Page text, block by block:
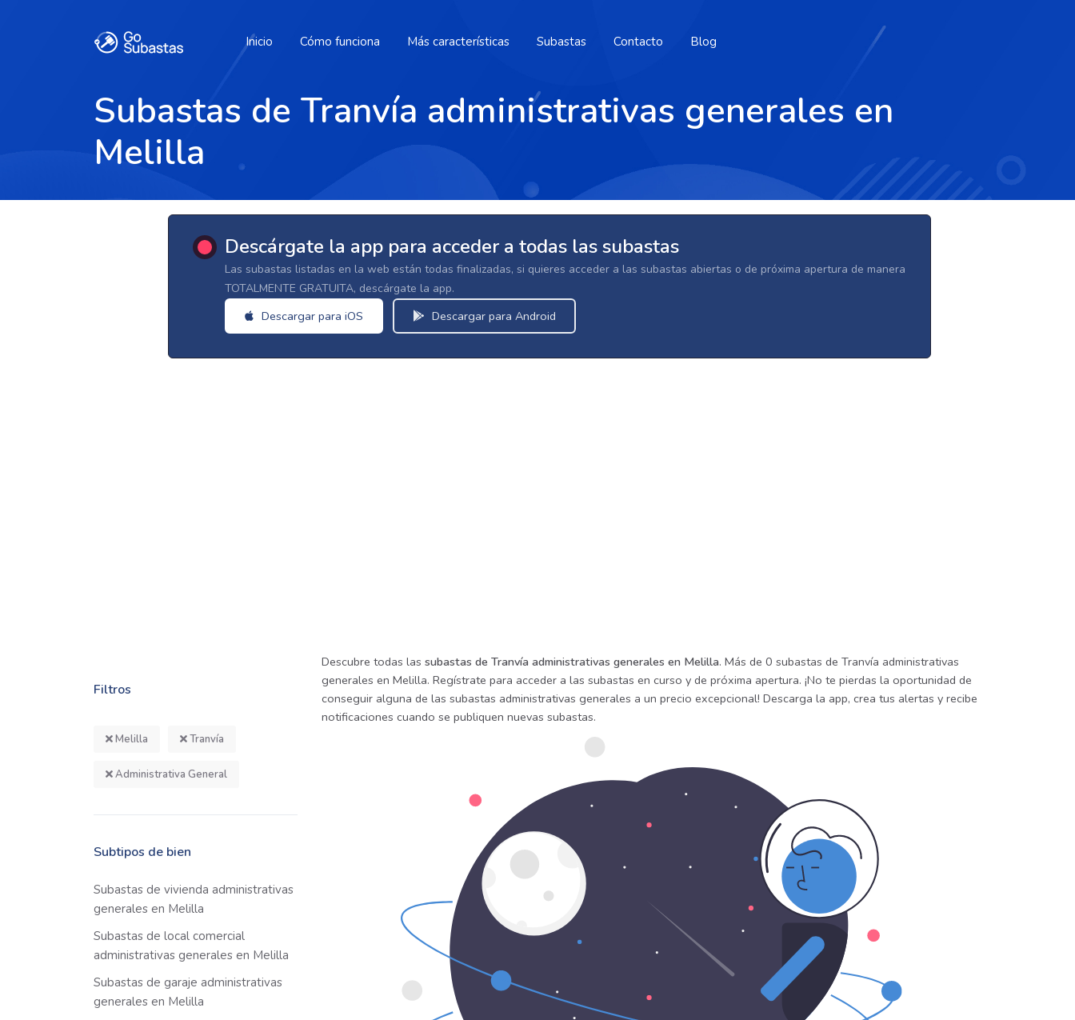
Inicio Cómo funciona Más características Subastas Contacto Blog
Subastas de Tranvía administrativas generales en
Melilla
Descárgate la app para acceder a todas las subastas
Las subastas listadas en la web están todas finalizadas, si quieres acceder a las subastas abiertas o de próxima apertura de manera
TOTALMENTE GRATUITA, descárgate la app.
Descargar para iOS Descargar para Android
Filtros
Melilla Tranvía
Administrativa General
Subtipos de bien
Subastas de vivienda administrativas
generales en Melilla
Subastas de local comercial
administrativas generales en Melilla
Subastas de garaje administrativas
generales en Melilla
Descubre todas las subastas de Tranvía administrativas generales en Melilla. Más de 0 subastas de Tranvía administrativas
generales en Melilla. Regístrate para acceder a las subastas en curso y de próxima apertura. ¡No te pierdas la oportunidad de
conseguir alguna de las subastas administrativas generales a un precio excepcional! Descarga la app, crea tus alertas y recibe
notificaciones cuando se publiquen nuevas subastas.